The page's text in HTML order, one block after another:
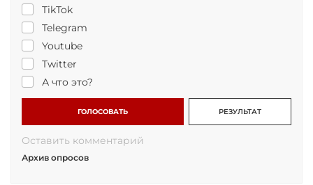
TikTok
Telegram
Youtube
Twitter
А что это?
ГОЛОСОВАТЬ РЕЗУЛЬТАТ
Оставить комментарий
Архив опросов